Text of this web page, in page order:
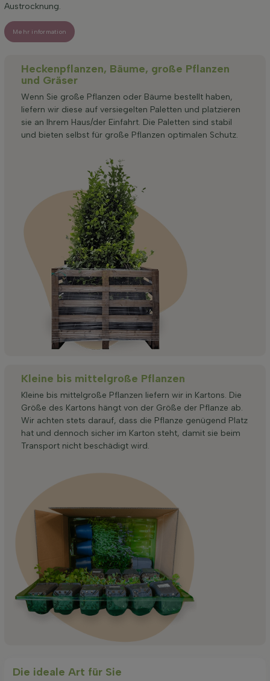
Austrocknung.
Mehr information
Heckenpflanzen, Bäume, große Pflanzen
und Gräser
Wenn Sie große Pflanzen oder Bäume bestellt haben,
liefern wir diese auf versiegelten Paletten und platzieren
sie an Ihrem Haus/der Einfahrt. Die Paletten sind stabil
und bieten selbst für große Pflanzen optimalen Schutz.
Kleine bis mittelgroße Pflanzen
Kleine bis mittelgroße Pflanzen liefern wir in Kartons. Die
Größe des Kartons hängt von der Größe der Pflanze ab.
Wir achten stets darauf, dass die Pflanze genügend Platz
hat und dennoch sicher im Karton steht, damit sie beim
Transport nicht beschädigt wird.
Die ideale Art für Sie